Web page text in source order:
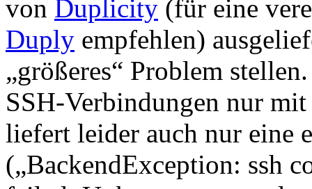
von Duplicity (für eine
Duply empfehlen)
„größeres“ Problem
SSH-Verbindungen nur
liefert leider auch nur eine
(„BackendException: ssh